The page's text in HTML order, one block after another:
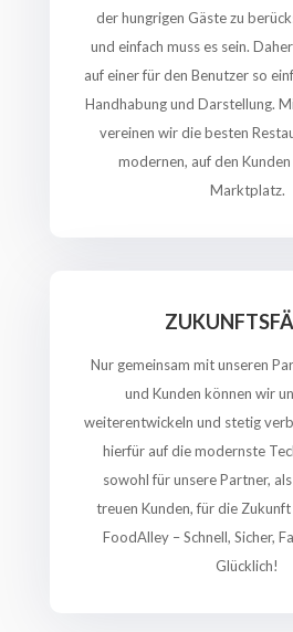
der hungrigen Gäste zu
und einfach muss es sein.
auf einer für den Benutzer so
Handhabung und Darstellung.
vereinen wir die besten
modernen, auf den
Marktplatz.
Nur gemeinsam mit unseren
und Kunden können wir
weiterentwickeln und stetig
hierfür auf die modernste
sowohl für unsere Partner,
treuen Kunden, für die
FoodAlley – Schnell, Sicher,
Glücklich!